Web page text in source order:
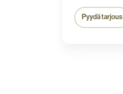
Pyydä tarjous